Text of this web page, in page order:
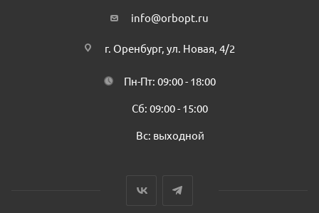
info@orbopt.ru
г. Оренбург, ул. Новая, 4/2
Пн-Пт: 09:00 - 18:00
Сб: 09:00 - 15:00
Вс: выходной